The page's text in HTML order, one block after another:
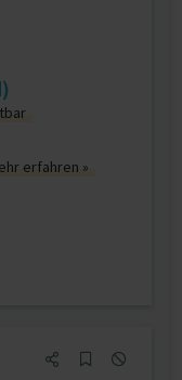
erfahren »